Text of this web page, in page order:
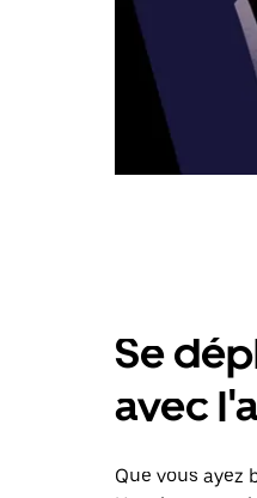
Se
avec
Que vous ayez